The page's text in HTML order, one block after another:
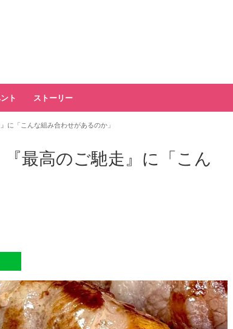
ト ストーリー
「こんな組み合わせがあるのか」
最高のご馳走』に「こん